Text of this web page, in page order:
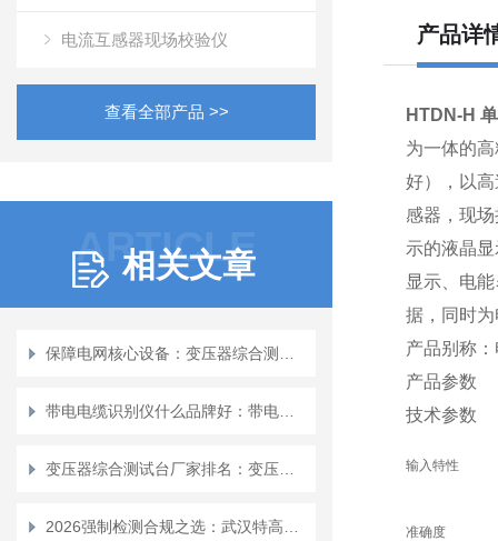
电流互感器现场校验仪
查看全部产品 >>
ARTICLE
相关文章
产品详
HTDN-H
为一体的
好），以
感器，现
示的液晶
显示、电
据，同时
产品别称
产品参数
技术参数
输入特性
准确度